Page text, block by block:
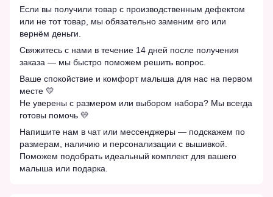
Если вы получили товар с производственным дефектом
или не тот товар, мы обязательно заменим его или
вернём деньги.
Свяжитесь с нами в течение 14 дней после получения
заказа — мы быстро поможем решить вопрос.
Ваше спокойствие и комфорт малыша для нас на первом
месте 💛
Не уверены с размером или выбором набора? Мы всегда
готовы помочь 💛
Напишите нам в чат или мессенджеры — подскажем по
размерам, наличию и персонализации с вышивкой.
Поможем подобрать идеальный комплект для вашего
малыша или подарка.